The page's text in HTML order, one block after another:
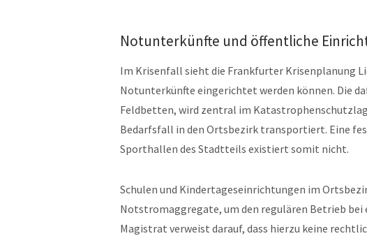
Notunterkünfte und öffentliche
Im Krisenfall sieht die Frankfurter Krisenplanung
Notunterkünfte eingerichtet werden können. Die
Feldbetten, wird zentral im
Bedarfsfall in den Ortsbezirk transportiert. Eine
Sporthallen des Stadtteils existiert somit nicht.
Schulen und Kindertageseinrichtungen im
Notstromaggregate, um den regulären Betrieb
Magistrat verweist darauf, dass hierzu keine